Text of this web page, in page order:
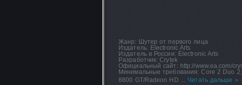
Жанр: Шутер от первого лица
Издатель: Electronic Arts
Издатель в России: Electronic Arts
Разработчик: Crytek
Официальный сайт: http://www.ea.com/
Минимальные требования: Core 2 Duo
8800 GT/Radeon HD ... Читать дальше »